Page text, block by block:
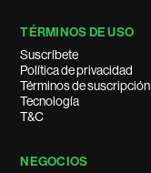
TÉRMINOS DE USO
Suscríbete
Política de privacidad
Términos de suscripción
Tecnología
T&C
NEGOCIOS